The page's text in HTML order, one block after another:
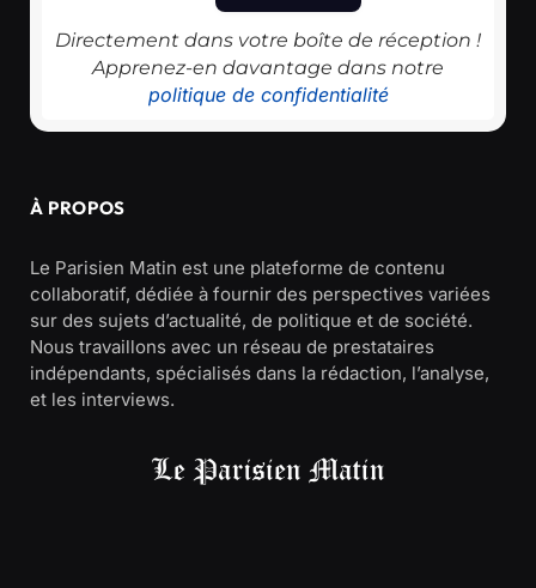
Directement dans votre boîte de réception !
Apprenez-en davantage dans notre
politique de confidentialité
À PROPOS
Le Parisien Matin est une plateforme de contenu
collaboratif, dédiée à fournir des perspectives variées
sur des sujets d’actualité, de politique et de société.
Nous travaillons avec un réseau de prestataires
indépendants, spécialisés dans la rédaction, l’analyse,
et les interviews.